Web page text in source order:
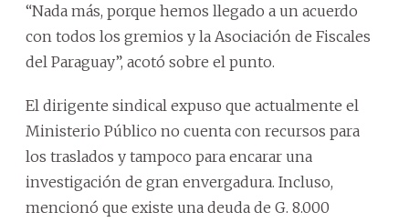
“Nada más, porque hemos llegado a un acuerdo
con todos los gremios y la Asociación de Fiscales
del Paraguay”, acotó sobre el punto.
El dirigente sindical expuso que actualmente el
Ministerio Público no cuenta con recursos para
los traslados y tampoco para encarar una
investigación de gran envergadura. Incluso,
mencionó que existe una deuda de G. 8.000